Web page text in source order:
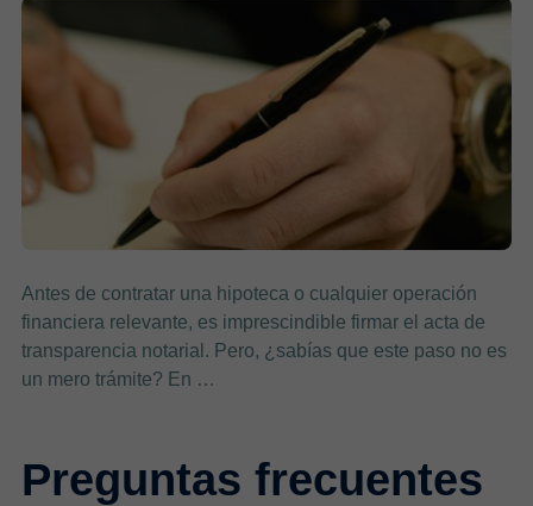
Antes de contratar una hipoteca o cualquier operación
financiera relevante, es imprescindible firmar el acta de
transparencia notarial. Pero, ¿sabías que este paso no es
un mero trámite? En …
Preguntas frecuentes